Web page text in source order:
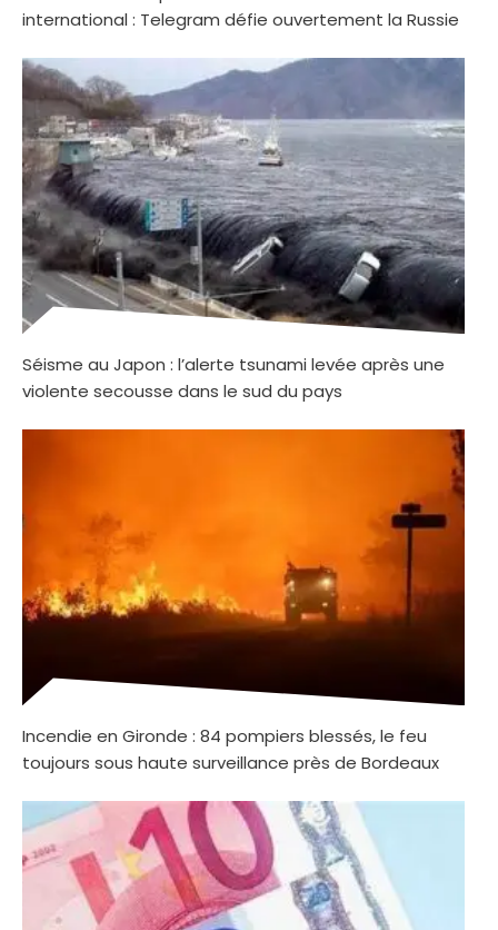
international : Telegram défie ouvertement la Russie
Séisme au Japon : l’alerte tsunami levée après une
violente secousse dans le sud du pays
Incendie en Gironde : 84 pompiers blessés, le feu
toujours sous haute surveillance près de Bordeaux